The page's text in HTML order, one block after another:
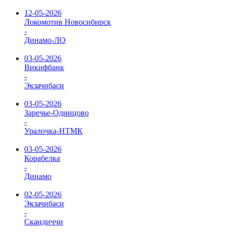
12-05-2026
Локомотив Новосибирск
-
Динамо-ЛО
03-05-2026
Викифбанк
-
Экзачибаси
03-05-2026
Заречье-Одинцово
-
Уралочка-НТМК
03-05-2026
Корабелка
-
Динамо
02-05-2026
Экзачибаси
-
Скандиччи